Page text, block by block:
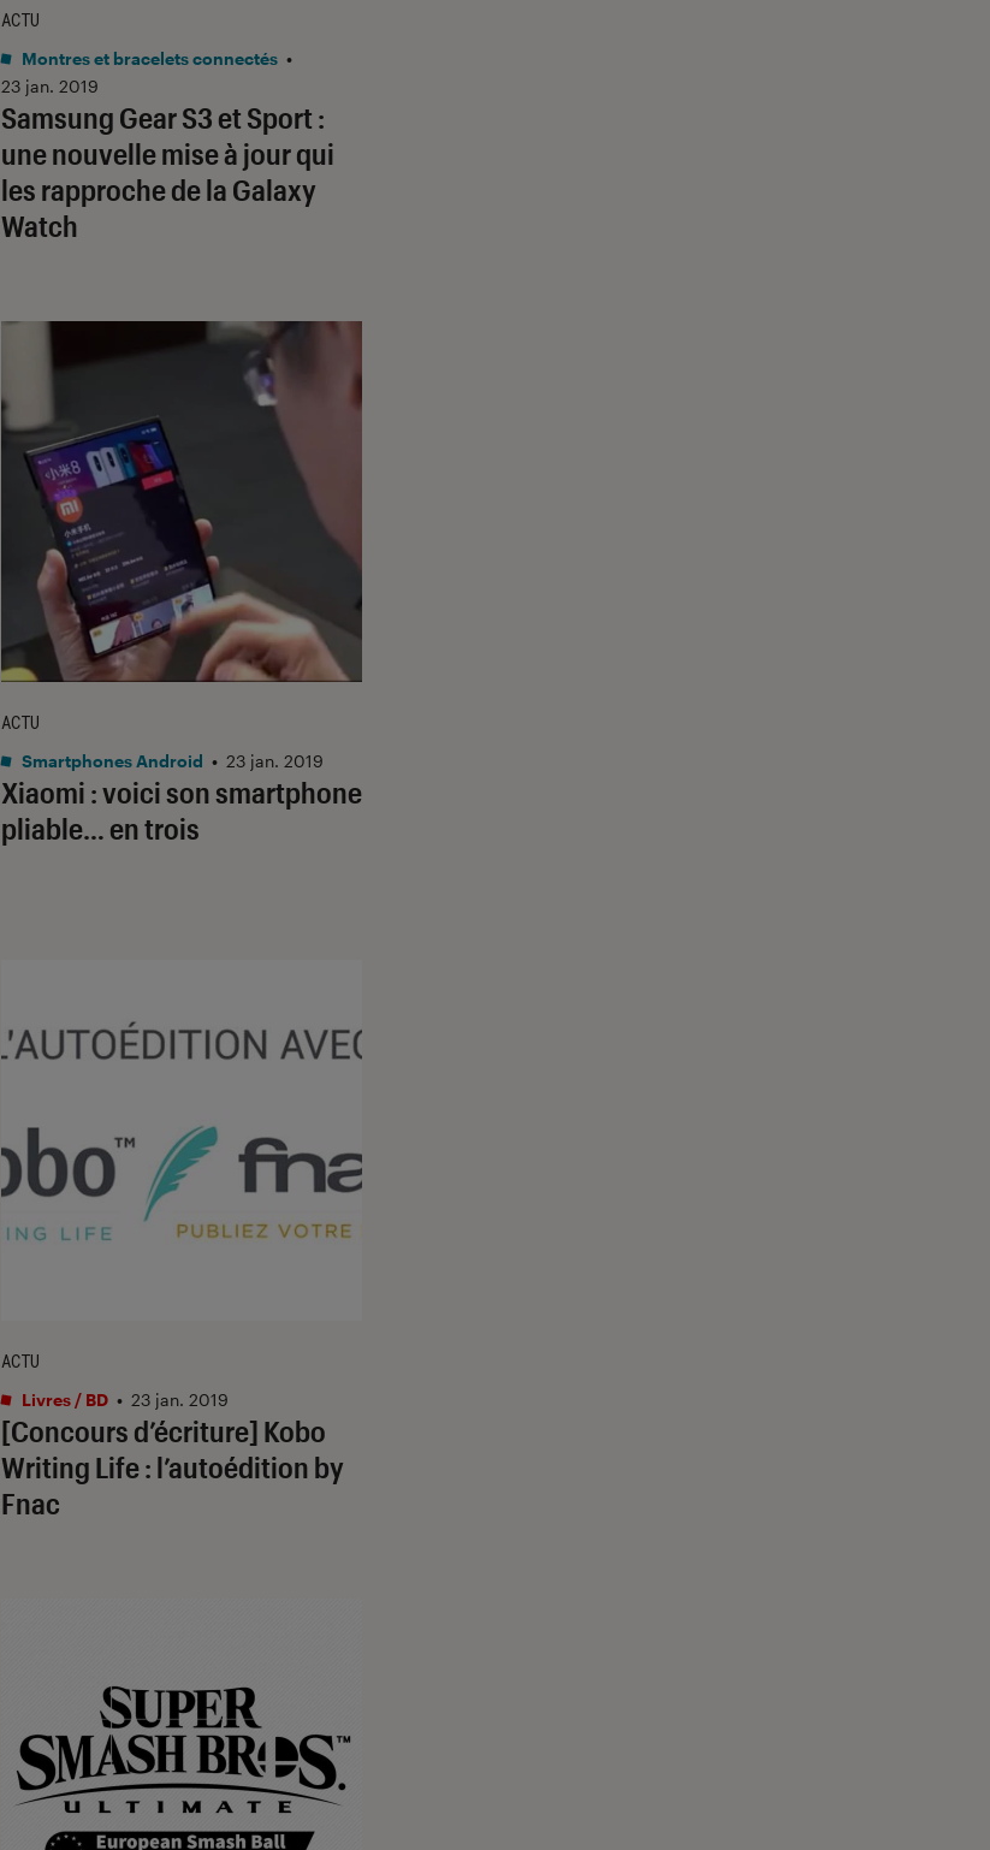
Samsung Gear S3 et Sport :
une nouvelle mise à jour qui
les rapproche de la Galaxy
Watch
ACTU
Montres et bracelets connectés •
23 jan. 2019
Xiaomi : voici son smartphone
pliable… en trois
ACTU
Smartphones Android • 23 jan. 2019
[Concours d’écriture] Kobo
Writing Life : l’autoédition by
Fnac
ACTU
Livres / BD • 23 jan. 2019